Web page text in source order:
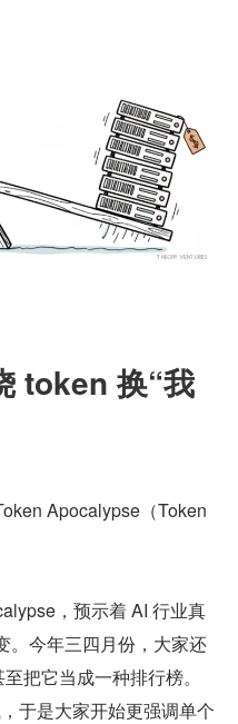
token 换“我
Apocalypse（Token
，预示着 AI 行业真
。今年三四月份，大家还
把它当成一种排行榜。
于是大家开始更强调单个